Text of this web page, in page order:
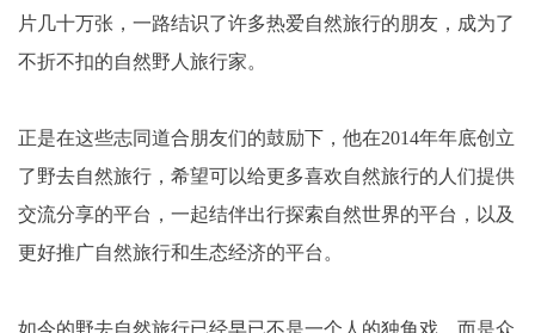
片几十万张，一路结识了许多热爱自然旅行的朋友，成为了
不折不扣的自然野人旅行家。
正是在这些志同道合朋友们的鼓励下，他在2014年年底创立
了野去自然旅行，希望可以给更多喜欢自然旅行的人们提供
交流分享的平台，一起结伴出行探索自然世界的平台，以及
更好推广自然旅行和生态经济的平台。
如今的野去自然旅行已经早已不是一个人的独角戏，而是众